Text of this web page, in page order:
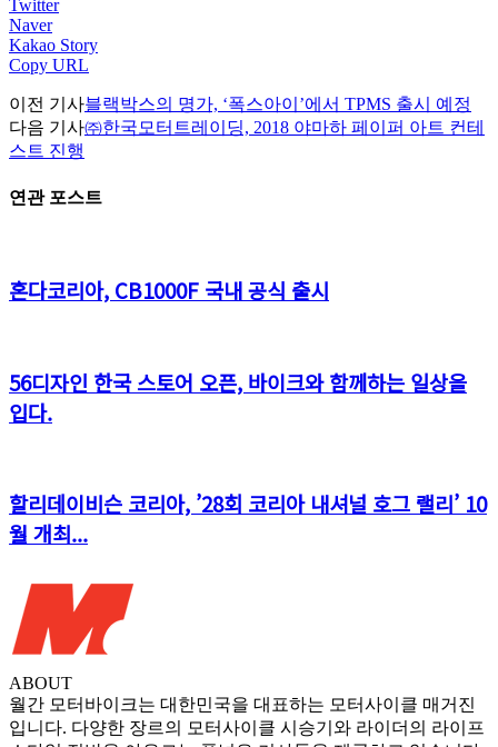
Twitter
Naver
Kakao Story
Copy URL
이전 기사블랙박스의 명가, ‘폭스아이’에서 TPMS 출시 예정
다음 기사㈜한국모터트레이딩, 2018 야마하 페이퍼 아트 컨테
스트 진행
연관 포스트
혼다코리아, CB1000F 국내 공식 출시
56디자인 한국 스토어 오픈, 바이크와 함께하는 일상을
입다.
할리데이비슨 코리아, ’28회 코리아 내셔널 호그 랠리’ 10
월 개최...
ABOUT
월간 모터바이크는 대한민국을 대표하는 모터사이클 매거진
입니다. 다양한 장르의 모터사이클 시승기와 라이더의 라이프